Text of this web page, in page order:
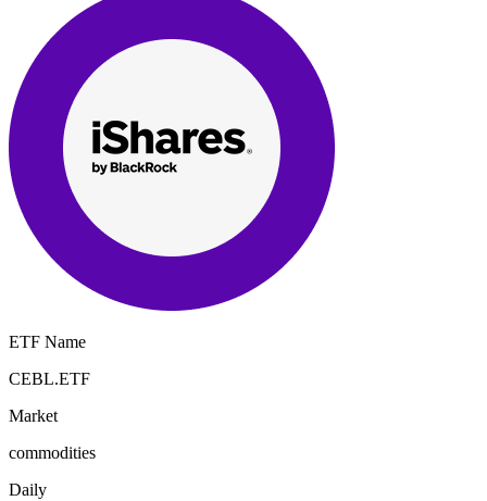
ETF Name
CEBL.ETF
Market
commodities
Daily